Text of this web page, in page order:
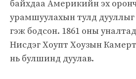
байхдаа Америкийн эх
урамшуулахын тулд дууллыг
гэж бодсон. 1861 оны
Нисдэг Хоупт Хоузын
нь булшинд дуулав.